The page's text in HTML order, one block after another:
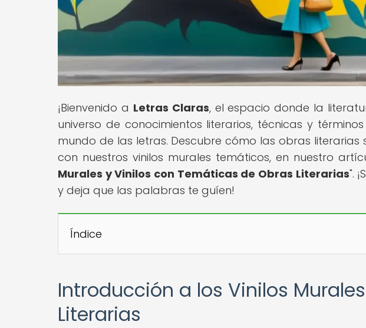
¡Bienvenido a Letras Claras, el espacio donde la
universo de conocimientos literarios, técnicas y
mundo de las letras. Descubre cómo las obras
con nuestros vinilos murales temáticos, en nuestro
Murales y Vinilos con Temáticas de Obras Literarias".
y deja que las palabras te guíen!
Índice
Introducción a los Vinilos
Literarias